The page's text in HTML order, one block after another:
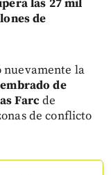
las 27 mil
de
nuevamente la
de
Farcde
de conflicto